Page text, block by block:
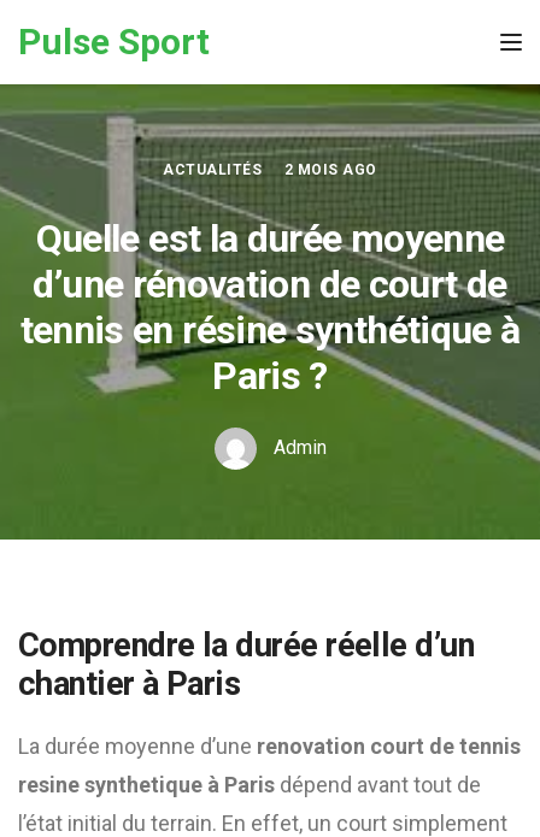
Pulse Sport
ACTUALITÉS 2 MOIS AGO
Quelle est la durée moyenne
d’une rénovation de court de
tennis en résine synthétique à
Paris ?
Admin
Comprendre la durée réelle d’un
chantier à Paris
La durée moyenne d’une renovation court de tennis
resine synthetique à Paris dépend avant tout de
l’état initial du terrain. En effet, un court simplement